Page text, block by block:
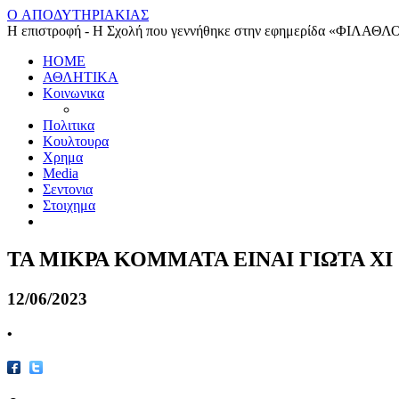
O ΑΠΟΔΥΤΗΡΙΑΚΙΑΣ
Η επιστροφή - Η Σχολή που γεννήθηκε στην εφημερίδα
HOME
ΑΘΛΗΤΙΚΑ
Κοινωνικα
Πολιτικα
Κουλτουρα
Χρημα
Media
Σεντονια
Στοιχημα
ΤΑ ΜΙΚΡΑ ΚΟΜΜΑΤΑ ΕΙΝΑΙ ΓΙΩΤΑ ΧΙ
12/06/2023
•